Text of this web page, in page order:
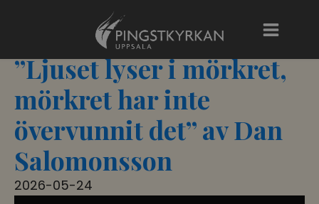
”Ljuset lyser i mörkret,
mörkret har inte
övervunnit det” av Dan
Salomonsson
2026-05-24